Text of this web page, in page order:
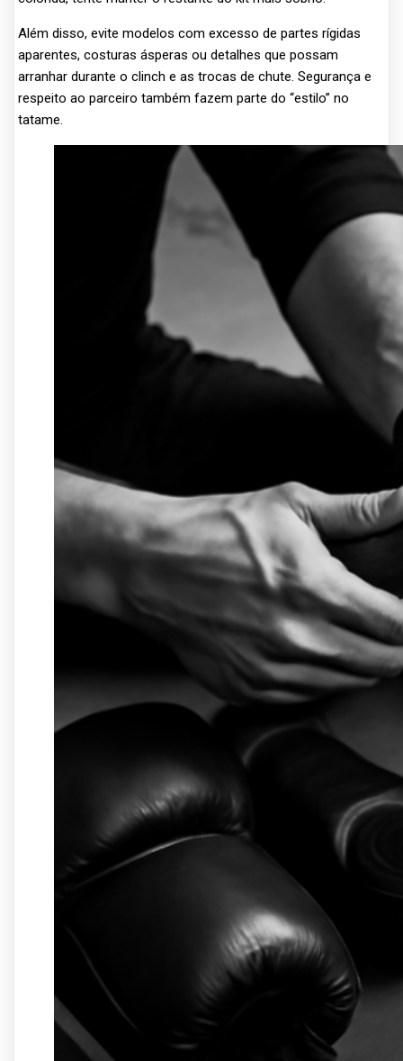
Além disso, evite modelos com excesso de partes rígidas
aparentes, costuras ásperas ou detalhes que possam
arranhar durante o clinch e as trocas de chute. Segurança e
respeito ao parceiro também fazem parte do “estilo” no
tatame.